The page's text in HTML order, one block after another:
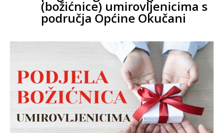
(božićnice) umirovljenicima s
područja Općine Okučani